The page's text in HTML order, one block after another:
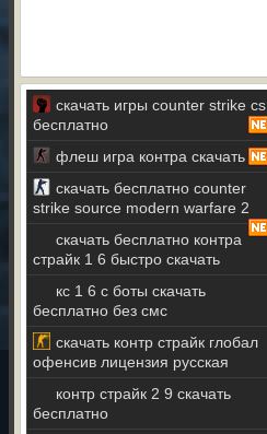
скачать игры counter strike cs
бесплатно
флеш игра контра скачать
скачать бесплатно counter
strike source modern warfare 2
скачать бесплатно контра
страйк 1 6 быстро скачать
кс 1 6 с боты скачать
бесплатно без смс
скачать контр страйк глобал
офенсив лицензия русская
контр страйк 2 9 скачать
бесплатно